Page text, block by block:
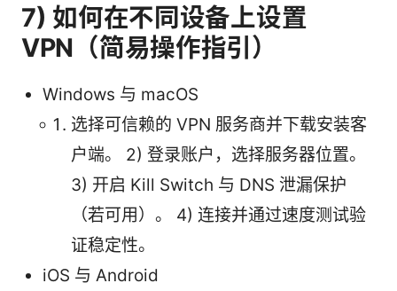
7) 如何在不同设备上设置
VPN（简易操作指引）
Windows 与 macOS
选择可信赖的 VPN 服务商并下载安装客
户端。 2) 登录账户，选择服务器位置。
3) 开启 Kill Switch 与 DNS 泄漏保护
（若可用）。 4) 连接并通过速度测试验
证稳定性。
iOS 与 Android